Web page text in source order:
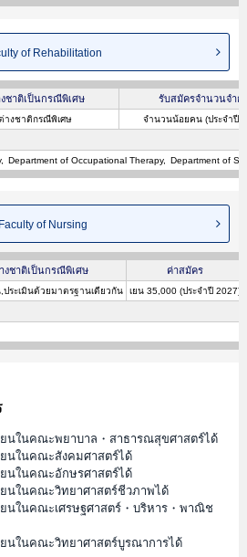
of Rehabilitation
ชาติเป็นกรณีพิเศษ รับสมัครจำนวนจำกั
างชาติกรณีพิเศษ จำนวนน้อยคน (ประจำปี
Department of Occupational Therapy Department of
Faculty of Nursing
งชาติเป็นกรณีพิเศษ ค่าสมัคร
ระเมินด้วยมาตรฐานเดียวกัน เยน 35,000 (ประจำปี 2027)
นในคณะพยาบาล・สาธารณสุขศาสตร์ได้
นในคณะสังคมศาสตร์ได้
นในคณะอักษรศาสตร์ได้
นในคณะวิทยาศาสตร์ชีวภาพได้
นในคณะเศรษฐศาสตร์・บริหาร・พาณิช
นในคณะวิทยาศาสตร์บูรณาการได้